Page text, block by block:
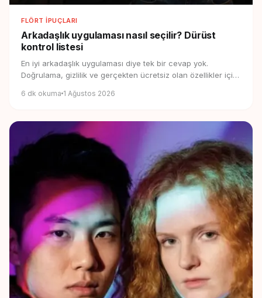
FLÖRT İPUÇLARI
Arkadaşlık uygulaması nasıl seçilir? Dürüst
kontrol listesi
En iyi arkadaşlık uygulaması diye tek bir cevap yok.
Doğrulama, gizlilik ve gerçekten ücretsiz olan özellikler için
6 dk okuma 1 Ağustos 2026